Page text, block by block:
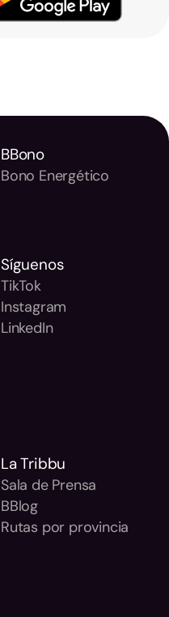
La Tribbu
Sala de Prensa
BBlog
Rutas por provincia
BBono
Bono Energético
Síguenos
TikTok
Instagram
LinkedIn